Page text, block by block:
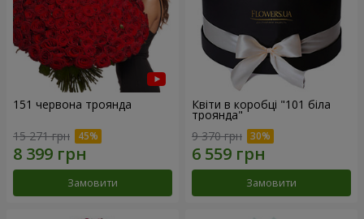
151 червона троянда
15 271 грн
Замовити
Квіти в коробці "101 біла
троянда"
9 370 грн
Замовити